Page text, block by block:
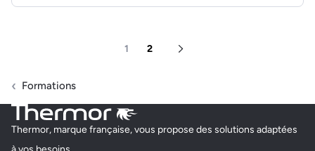
1 2
Page suivante
Formations
Thermor, marque française, vous propose des solutions adaptées